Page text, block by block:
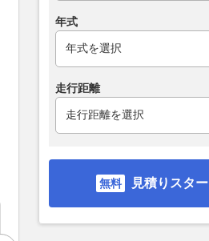
年式
走行距離
見積りスター